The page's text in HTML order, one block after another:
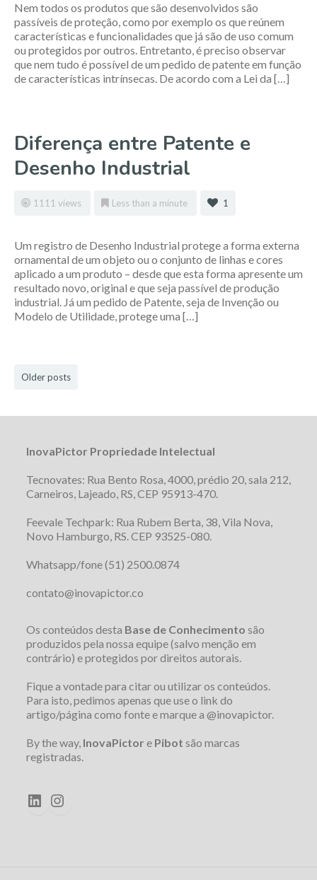
Nem todos os produtos que são desenvolvidos são
passíveis de proteção, como por exemplo os que reúnem
características e funcionalidades que já são de uso comum
ou protegidos por outros. Entretanto, é preciso observar
que nem tudo é possível de um pedido de patente em função
de características intrínsecas. De acordo com a Lei da […]
Diferença entre Patente e
Desenho Industrial
1111 views Less than a minute 1
Um registro de Desenho Industrial protege a forma externa
ornamental de um objeto ou o conjunto de linhas e cores
aplicado a um produto – desde que esta forma apresente um
resultado novo, original e que seja passível de produção
industrial. Já um pedido de Patente, seja de Invenção ou
Modelo de Utilidade, protege uma […]
Older posts
InovaPictor Propriedade Intelectual
Tecnovates: Rua Bento Rosa, 4000, prédio 20, sala 212,
Carneiros, Lajeado, RS, CEP 95913-470.
Feevale Techpark: Rua Rubem Berta, 38, Vila Nova,
Novo Hamburgo, RS. CEP 93525-080.
Whatsapp/fone (51) 2500.0874
contato@inovapictor.co
Os conteúdos desta Base de Conhecimento são
produzidos pela nossa equipe (salvo menção em
contrário) e protegidos por direitos autorais.
Fique a vontade para citar ou utilizar os conteúdos.
Para isto, pedimos apenas que use o link do
artigo/página como fonte e marque a @inovapictor.
By the way, InovaPictor e Pibot são marcas
registradas.
LinkedIn
Instagram